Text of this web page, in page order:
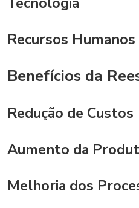
Recursos Humanos
Benefícios da
Redução de Custos
Aumento da
Melhoria dos